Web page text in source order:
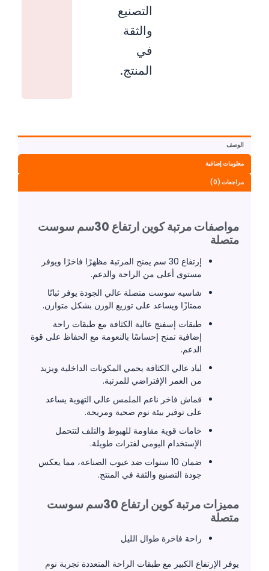
التصنيع
والثقة
في
المنتج.
الوصف
معلومات إضافية
مراجعات (0)
مواصفات مرتبة كوين ارتفاع 30سم سوست
متصلة
إرتفاع 30 سم يمنح المرتبة مظهرًا فاخرًا ويوفر
مستوى أعلى من الراحة والدعم.
شاسيه سوست متصلة عالي الجودة يوفر ثباتًا
ممتازًا ويساعد على توزيع الوزن بشكل متوازن.
طبقات إسفنج عالية الكثافة مع طبقات راحة
إضافية تمنح إحساسًا بالنعومة مع الحفاظ على قوة
الدعم.
لباد عالي الكثافة يحمي المكونات الداخلية ويزيد
من العمر الإفتراضي للمرتبة.
قماش فاخر ناعم الملمس عالي التهوية يساعد
على توفير بيئة نوم صحية ومريحة.
خامات قوية مقاومة للهبوط والتلف لتتحمل
الإستخدام اليومي لفترات طويلة.
ضمان 10 سنوات ضد عيوب الصناعة، مما يعكس
جودة التصنيع والثقة في المنتج.
مميزات مرتبة كوين ارتفاع 30سم سوست
متصلة
راحة فاخرة طوال الليل
يوفر الإرتفاع الكبير مع طبقات الراحة المتعددة تجربة نوم